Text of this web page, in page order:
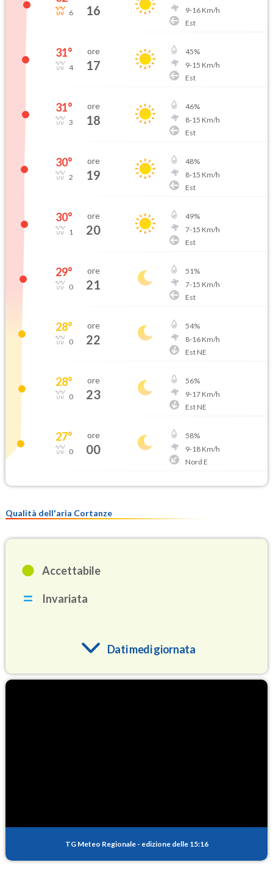
6 16
9-16Km/h
Est
31°
4
ore
17
45%
9-15 Km/h
Est
31°
3
ore
18
46%
8-15 Km/h
Est
30°
2
ore
19
48%
8-15 Km/h
Est
30°
1
ore
20
49%
7-15 Km/h
Est
29°
0
ore
21
51%
7-15 Km/h
Est
28°
0
ore
22
54%
8-16Km/h
Est NE
28°
0
ore
23
56%
9-17Km/h
Est NE
27°
0
ore
00
58%
9-18Km/h
Nord E
Qualità dell'aria Cortanze
Accettabile
Invariata
Dati medi giornata
PM25
TG Meteo Regionale - edizione delle 15:16